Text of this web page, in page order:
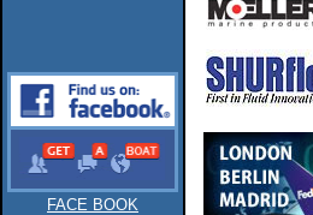
FACE BOOK